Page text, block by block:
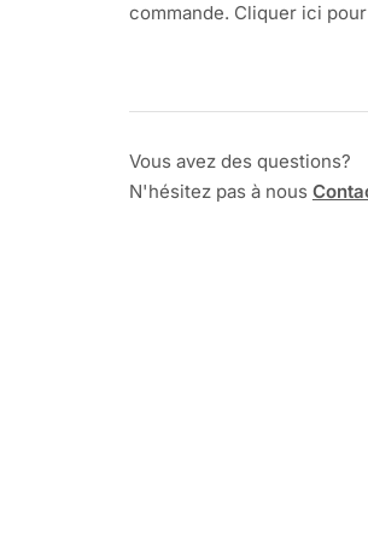
commande. Cliquer ici
Vous avez des questions?
N'hésitez pas à nous